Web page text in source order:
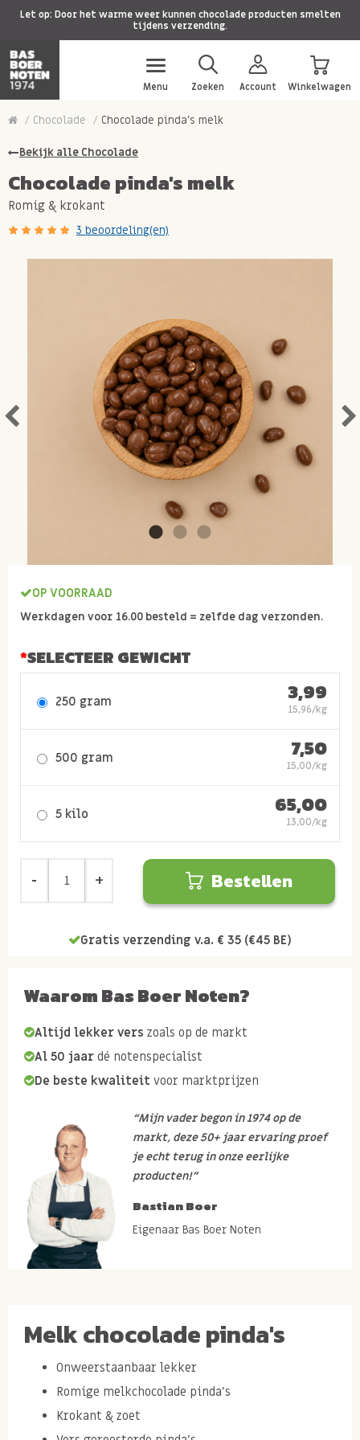
Let op: Door het warme weer kunnen chocolade producten smelten
tijdens verzending.
Menu Zoeken Account Winkelwagen
Chocolade Chocolade pinda's melk
Bekijk alle Chocolade
Chocolade pinda's melk
Romig & krokant
3 beoordeling(en)
OP VOORRAAD
Werkdagen voor 16.00 besteld = zelfde dag verzonden.
SELECTEER GEWICHT
250 gram 3,99
15,96/kg
500 gram 7,50
15,00/kg
5 kilo 65,00
13,00/kg
Bestellen
Gratis verzending v.a. € 35 (€45 BE)
Waarom Bas Boer Noten?
Altijd lekker vers zoals op de markt
Al 50 jaar dé notenspecialist
De beste kwaliteit voor marktprijzen
“Mijn vader begon in 1974 op de
markt, deze 50+ jaar ervaring proef
je echt terug in onze eerlijke
producten!”
Bastian Boer
Eigenaar Bas Boer Noten
Melk chocolade pinda's
Onweerstaanbaar lekker
Romige melkchocolade pinda's
Krokant & zoet